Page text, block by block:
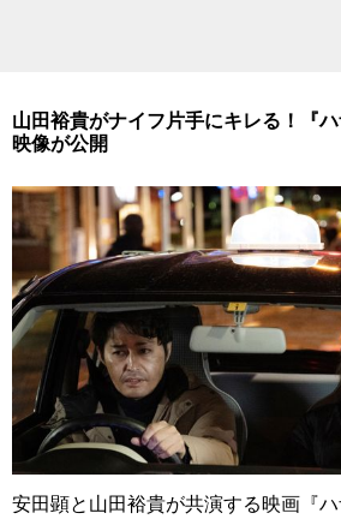
山田裕貴がナイフ片手にキレる！『
映像が公開
安田顕と山田裕貴が共演する映画『